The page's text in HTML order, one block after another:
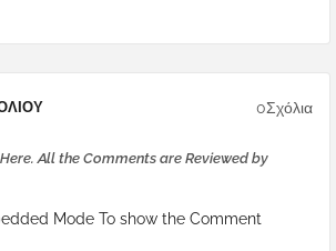
0Σχόλια
All the Comments are Reviewed by
Mode To show the Comment